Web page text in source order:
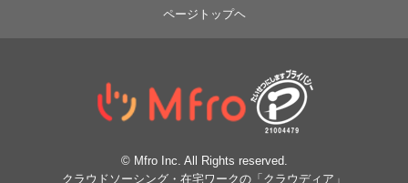
ページトップヘ
© Mfro Inc. All Rights reserved.
クラウドソーシング・在宅ワークの「クラウディア」